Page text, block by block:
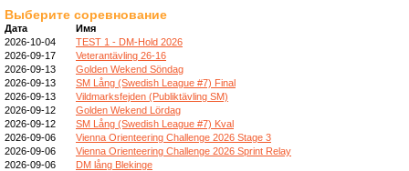
Выберите соревнование
Дата
Имя
2026-10-04
TEST 1 - DM-Hold 2026
2026-09-17
Veterantävling 26-16
2026-09-13
Golden Wekend Söndag
2026-09-13
SM Lång (Swedish League #7) Final
2026-09-13
Vildmarksfejden (Publiktävling SM)
2026-09-12
Golden Wekend Lördag
2026-09-12
SM Lång (Swedish League #7) Kval
2026-09-06
Vienna Orienteering Challenge 2026 Stage 3
2026-09-06
Vienna Orienteering Challenge 2026 Sprint Relay
2026-09-06
DM lång Blekinge